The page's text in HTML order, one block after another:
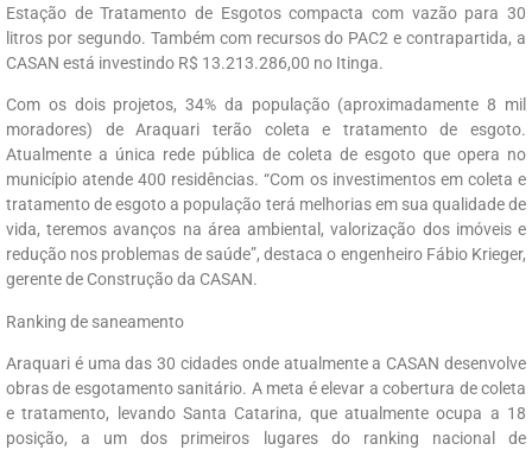
Estação de Tratamento de Esgotos compacta com vazão para 30
litros por segundo. Também com recursos do PAC2 e contrapartida, a
CASAN está investindo R$ 13.213.286,00 no Itinga.
Com os dois projetos, 34% da população (aproximadamente 8 mil
moradores) de Araquari terão coleta e tratamento de esgoto.
Atualmente a única rede pública de coleta de esgoto que opera no
município atende 400 residências. “Com os investimentos em coleta e
tratamento de esgoto a população terá melhorias em sua qualidade de
vida, teremos avanços na área ambiental, valorização dos imóveis e
redução nos problemas de saúde”, destaca o engenheiro Fábio Krieger,
gerente de Construção da CASAN.
Ranking de saneamento
Araquari é uma das 30 cidades onde atualmente a CASAN desenvolve
obras de esgotamento sanitário. A meta é elevar a cobertura de coleta
e tratamento, levando Santa Catarina, que atualmente ocupa a 18
posição, a um dos primeiros lugares do ranking nacional de